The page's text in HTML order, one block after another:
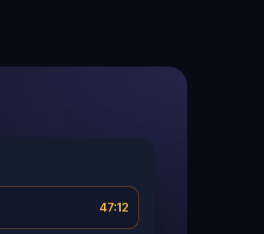
47:12